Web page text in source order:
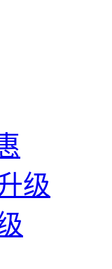
级